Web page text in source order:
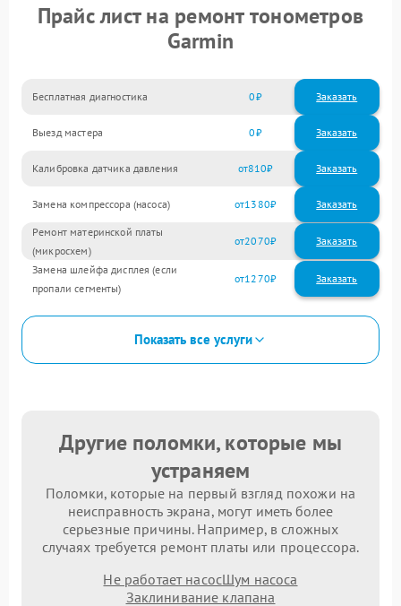
Прайс лист на ремонт тонометров
Garmin
Бесплатная диагностика 0 Заказать
Выезд мастера 0 Заказать
Калибровка датчика давления 810
Замена компрессора (насоса) 1380
Ремонт материнской платы
(микросхем)
2070
Замена шлейфа дисплея (если
пропали сегменты)
1270
Показать все услуги
Другие поломки, которые мы
устраняем
Поломки, которые на первый взгляд похожи на
неисправность экрана, могут иметь более
серьезные причины. Например, в сложных
случаях требуется ремонт платы или процессора.
Не работает насосШум насоса
Заклинивание клапана